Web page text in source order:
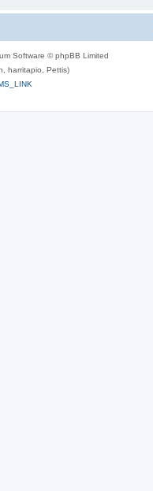
Software © phpBB Limited
harritapio, Pettis)